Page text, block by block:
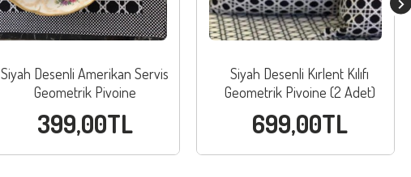
Siyah Desenli Amerikan Servis
Geometrik Pivoine
399,00TL
Siyah Desenli Kırlent Kılıfı
Geometrik Pivoine (2 Adet)
699,00TL